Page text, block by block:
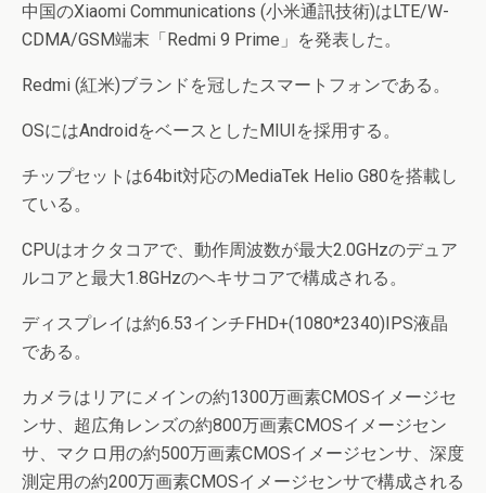
中国のXiaomi Communications (小米通訊技術)はLTE/W-
CDMA/GSM端末「Redmi 9 Prime」を発表した。
Redmi (紅米)ブランドを冠したスマートフォンである。
OSにはAndroidをベースとしたMIUIを採用する。
チップセットは64bit対応のMediaTek Helio G80を搭載し
ている。
CPUはオクタコアで、動作周波数が最大2.0GHzのデュア
ルコアと最大1.8GHzのヘキサコアで構成される。
ディスプレイは約6.53インチFHD+(1080*2340)IPS液晶
である。
カメラはリアにメインの約1300万画素CMOSイメージセ
ンサ、超広角レンズの約800万画素CMOSイメージセン
サ、マクロ用の約500万画素CMOSイメージセンサ、深度
測定用の約200万画素CMOSイメージセンサで構成される